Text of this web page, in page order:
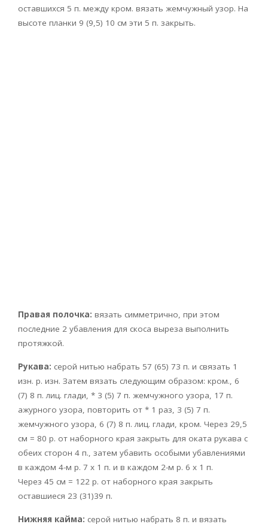
оставшихся 5 п. между кром. вязать жемчужный узор. На
высоте планки 9 (9,5) 10 см эти 5 п. закрыть.
Правая полочка: вязать симметрично, при этом
последние 2 убавления для скоса выреза выполнить
протяжкой.
Рукава: серой нитью набрать 57 (65) 73 п. и связать 1
изн. р. изн. Затем вязать следующим образом: кром., 6
(7) 8 п. лиц. глади, * 3 (5) 7 п. жемчужного узора, 17 п.
ажурного узора, повторить от * 1 раз, 3 (5) 7 п.
жемчужного узора, 6 (7) 8 п. лиц. глади, кром. Через 29,5
см = 80 р. от наборного края закрыть для оката рукава с
обеих сторон 4 п., затем убавить особыми убавлениями
в каждом 4-м р. 7 х 1 п. и в каждом 2-м р. 6 х 1 п.
Через 45 см = 122 р. от наборного края закрыть
оставшиеся 23 (31)39 п.
Нижняя кайма: серой нитью набрать 8 п. и вязать